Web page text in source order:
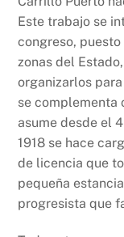
Este trabajo se
congreso,
zonas del
organizarlos
se complementa
asume desde el
1918 se hace
de licencia que
pequeña
progresista que